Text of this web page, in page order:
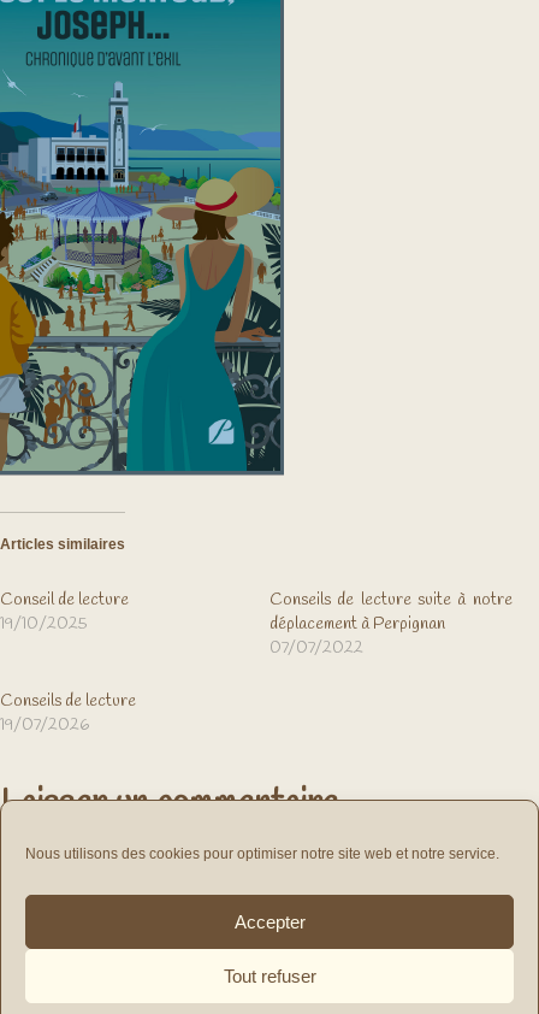
Nous utilisons des cookies pour optimiser notre site web et notre service.
Accepter
Tout refuser
Articles similaires
Conseil de lecture
19/10/2025
Conseils de lecture suite à notre
déplacement à Perpignan
07/07/2022
Conseils de lecture
19/07/2026
Laisser un commentaire
Vous devezvous connecterpour publier un commentaire.
Navigation
l’article
post:
Next
post: